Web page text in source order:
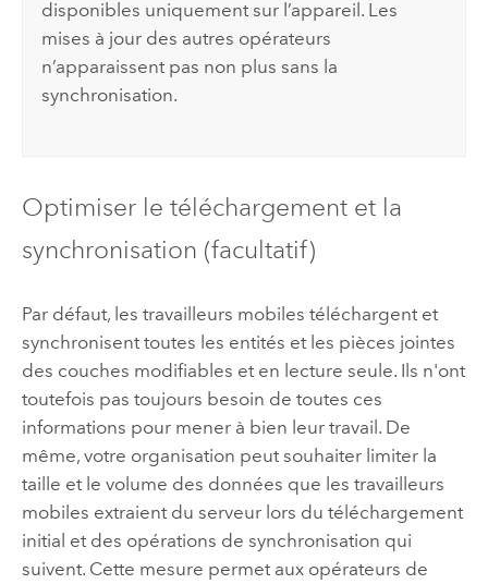
disponibles uniquement sur l’appareil. Les
mises à jour des autres opérateurs
n’apparaissent pas non plus sans la
synchronisation.
Optimiser le téléchargement et la
synchronisation (facultatif)
Par défaut, les travailleurs mobiles téléchargent et
synchronisent toutes les entités et les pièces jointes
des couches modifiables et en lecture seule. Ils n'ont
toutefois pas toujours besoin de toutes ces
informations pour mener à bien leur travail. De
même, votre organisation peut souhaiter limiter la
taille et le volume des données que les travailleurs
mobiles extraient du serveur lors du téléchargement
initial et des opérations de synchronisation qui
suivent. Cette mesure permet aux opérateurs de